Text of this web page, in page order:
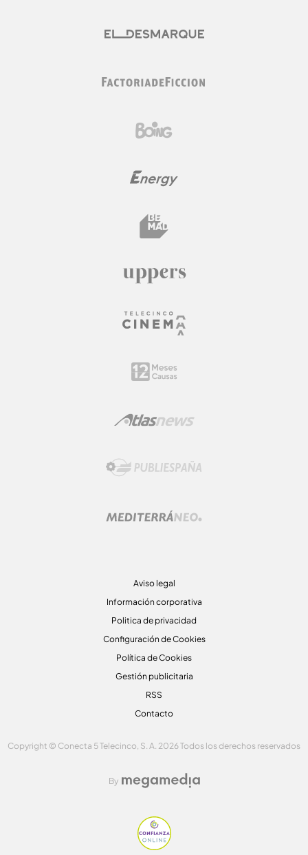
Aviso legal
Información corporativa
Politica de privacidad
Configuración de Cookies
Política de Cookies
Gestión publicitaria
RSS
Contacto
Copyright © Conecta 5 Telecinco, S. A. 2026 Todos los derechos reservados
By